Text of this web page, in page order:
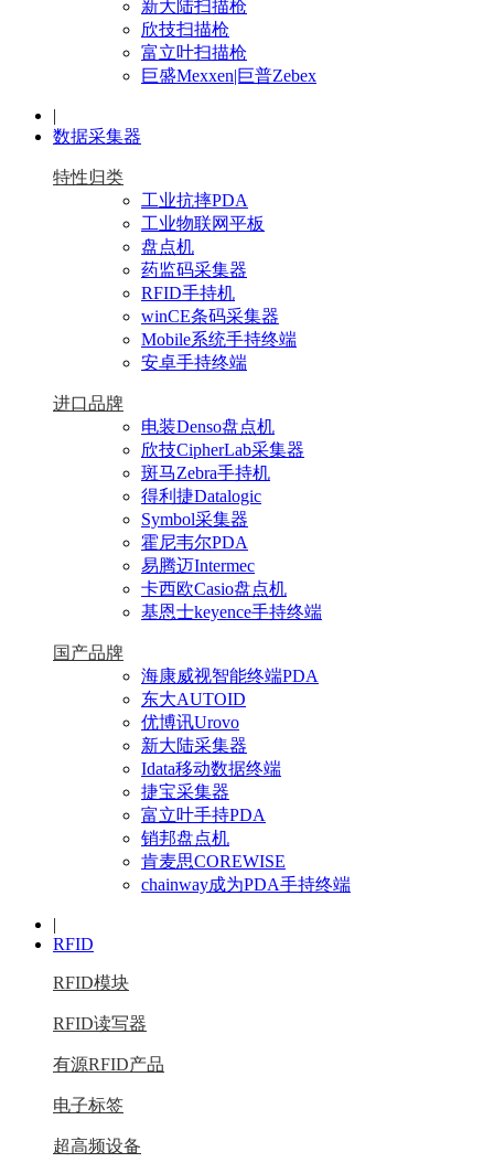
新大陆扫描枪
欣技扫描枪
富立叶扫描枪
巨盛Mexxen|巨普Zebex
|
数据采集器
特性归类
工业抗摔PDA
工业物联网平板
盘点机
药监码采集器
RFID手持机
winCE条码采集器
Mobile系统手持终端
安卓手持终端
进口品牌
电装Denso盘点机
欣技CipherLab采集器
斑马Zebra手持机
得利捷Datalogic
Symbol采集器
霍尼韦尔PDA
易腾迈Intermec
卡西欧Casio盘点机
基恩士keyence手持终端
国产品牌
海康威视智能终端PDA
东大AUTOID
优博讯Urovo
新大陆采集器
Idata移动数据终端
捷宝采集器
富立叶手持PDA
销邦盘点机
肯麦思COREWISE
chainway成为PDA手持终端
|
RFID
RFID模块
RFID读写器
有源RFID产品
电子标签
超高频设备